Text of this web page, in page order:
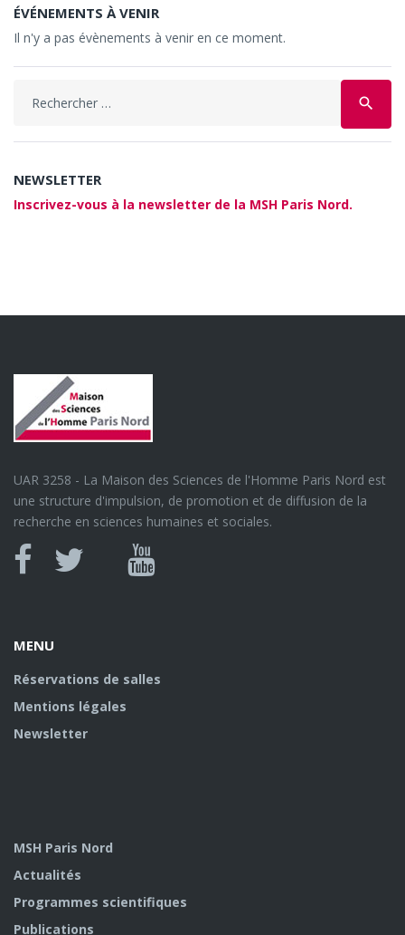
ÉVÉNEMENTS À VENIR
Il n'y a pas évènements à venir en ce moment.
search
NEWSLETTER
Inscrivez-vous à la newsletter de la MSH Paris Nord.
UAR 3258 - La Maison des Sciences de l'Homme Paris Nord est
une structure d'impulsion, de promotion et de diffusion de la
recherche en sciences humaines et sociales.
MENU
Réservations de salles
Mentions légales
Newsletter
MSH Paris Nord
Actualités
Programmes scientifiques
Publications